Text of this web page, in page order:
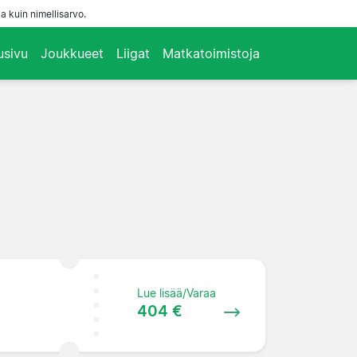
kuin nimellisarvo.
Joukkueet Liigat Matkatoimistoja
Lue lisää/Varaa
404 €